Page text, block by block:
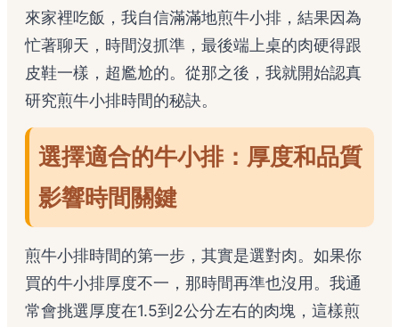
來家裡吃飯，我自信滿滿地煎牛小排，結果因為
忙著聊天，時間沒抓準，最後端上桌的肉硬得跟
皮鞋一樣，超尷尬的。從那之後，我就開始認真
研究煎牛小排時間的秘訣。
選擇適合的牛小排：厚度和品質
影響時間關鍵
煎牛小排時間的第一步，其實是選對肉。如果你
買的牛小排厚度不一，那時間再準也沒用。我通
常會挑選厚度在1.5到2公分左右的肉塊，這樣煎